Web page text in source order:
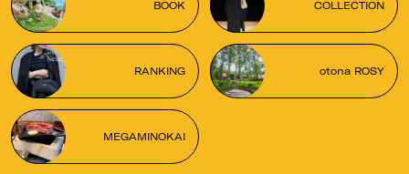
BOOK COLLECTION
RANKING otona ROSY
MEGAMINOKAI